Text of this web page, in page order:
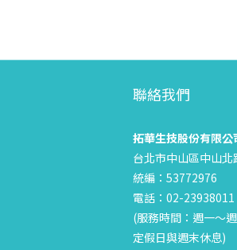
聯絡我們
拓華生技股份有限公
台北市中山區中山
統編：53772976
電話：02-23938011
(服務時間：週一～
定假日與週末休息)